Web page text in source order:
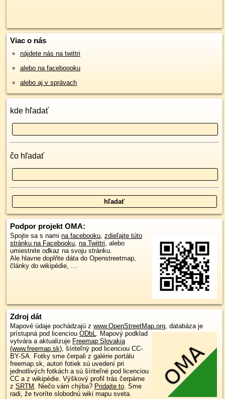
Viac o nás
nájdete nás na twittri
alebo na faceboooku
alebo aj v správach
kde hľadať
čo hľadať
Podpor projekt OMA:
Spojte sa s nami na facebooku, zdieľajte túto
stránku na Facebooku, na Twittri, alebo
umiestnite odkaz na svoju stránku.
Ale hlavne doplňte dáta do Openstreetmap,
články do wikipédie, ...
Zdroj dát
Mapové údaje pochádzajú z www.OpenStreetMap.org, databáza je
prístupná pod licenciou ODbL. Mapový podklad
vytvára a aktualizuje Freemap Slovakia
(www.freemap.sk), šíriteľný pod licenciou CC-
BY-SA. Fotky sme čerpali z galérie portálu
freemap.sk, autori fotiek sú uvedení pri
jednotlivých fotkách a sú šíriteľné pod licenciou
CC a z wikipédie. Výškový profil trás čerpáme
z SRTM . Niečo vám chýba? Pridajte to. Sme
radi, že tvoríte slobodnú wiki mapu sveta.